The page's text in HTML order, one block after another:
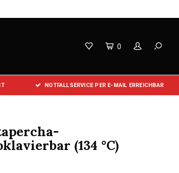
0
NOTFALLSERVICE PER E-MAIL ERREICHBAR
(134 °C)